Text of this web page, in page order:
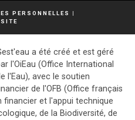
PERSONNELLES
|
a été créé et est géré
l'OiEau (Office International
l'Eau), avec le soutien
de l'OFB (Office français
financier et l'appui technique
de la Biodiversité, de